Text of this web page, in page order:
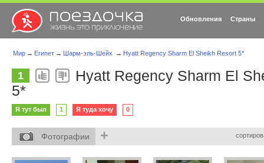
Обновления Страны
Мир → Египет → Шарм-эль-Шейх → Hyatt Regency Sharm El Sheikh Resort 5*
1
Hyatt Regency Sharm El
5*
Я тут был 1 Я туда хочу 0
Фотографии +